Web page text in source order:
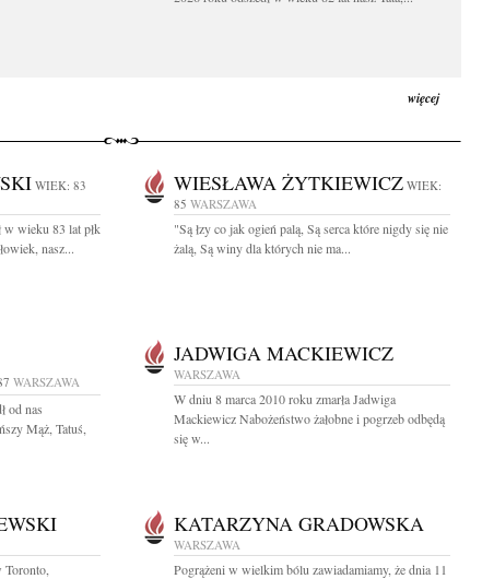
więcej
WIEK: 83
w wieku 83 lat płk
nasz...
WIESŁAWA ŻYTKIEWICZ WIEK:
85 WARSZAWA
"Są łzy co jak ogień palą, Są serca które nigdy się nie
żalą, Są winy dla których nie ma...
WARSZAWA
od nas
Mąż, Tatuś,
JADWIGA MACKIEWICZ
WARSZAWA
W dniu 8 marca 2010 roku zmarła Jadwiga
Mackiewicz Nabożeństwo żałobne i pogrzeb odbędą
się w...
KATARZYNA GRADOWSKA
WARSZAWA
Pogrążeni w wielkim bólu zawiadamiamy, że dnia 11